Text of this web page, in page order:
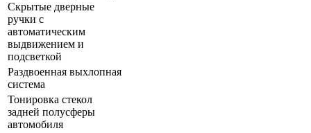
Скрытые дверные
ручки с
автоматическим
выдвижением и
подсветкой
Раздвоенная выхлопная
система
Тонировка стекол
задней полусферы
автомобиля